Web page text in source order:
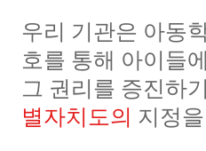
우리 기관은 아동
호를 통해 아이들
그 권리를 증진하
별자치도의 지정